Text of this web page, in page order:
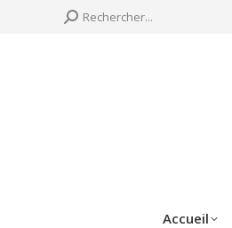
Search:
Rechercher...
Accueil